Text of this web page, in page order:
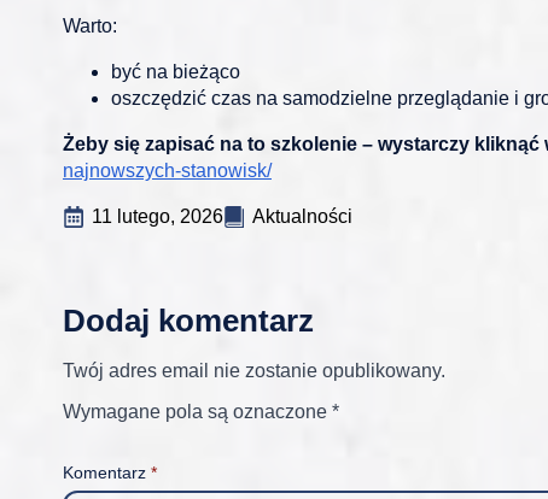
Warto:
być na bieżąco
oszczędzić czas na samodzielne przeglądanie i
Żeby się zapisać na to szkolenie – wystarczy kliknąć
najnowszych-stanowisk/
11 lutego, 2026 Aktualności
Dodaj komentarz
Twój adres email nie zostanie opublikowany.
Wymagane pola są oznaczone *
Komentarz *